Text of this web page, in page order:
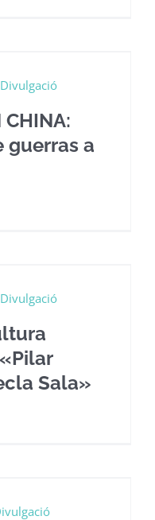
CHINA:
guerras a
Divulgació
Sala»
Divulgació